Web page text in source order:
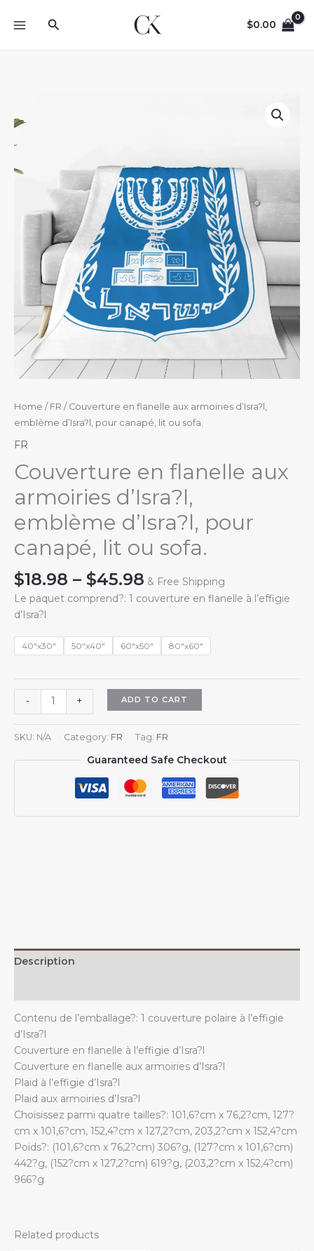
Search $0.00
Home / FR / Couverture en flanelle aux armoiries d’Isra?l,
emblème d’Isra?l, pour canapé, lit ou sofa.
FR
Couverture en flanelle aux
armoiries d’Isra?l,
emblème d’Isra?l, pour
canapé, lit ou sofa.
$18.98 – $45.98 Price
range:
$45.98
& Free Shipping
Le paquet comprend?: 1 couverture en flanelle à l’effigie
d’Isra?l
40"x30" 50"x40" 60"x50" 80"x60"
-
Couverture
en
flanelle
aux
armoiries
+ ADD TO CART
SKU: N/A Category: FR Tag: FR
Guaranteed Safe Checkout
Description
Contenu de l’emballage?: 1 couverture polaire à l’effigie
d’Isra?l
Couverture en flanelle à l’effigie d’Isra?l
Couverture en flanelle aux armoiries d’Isra?l
Plaid à l’effigie d’Isra?l
Plaid aux armoiries d’Isra?l
Choisissez parmi quatre tailles?: 101,6?cm x 76,2?cm, 127?
cm x 101,6?cm, 152,4?cm x 127,2?cm, 203,2?cm x 152,4?cm
Poids?: (101,6?cm x 76,2?cm) 306?g, (127?cm x 101,6?cm)
442?g, (152?cm x 127,2?cm) 619?g, (203,2?cm x 152,4?cm)
966?g
Related products